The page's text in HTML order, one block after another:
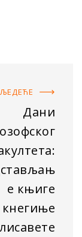
Дани
е књиге
кнегиње